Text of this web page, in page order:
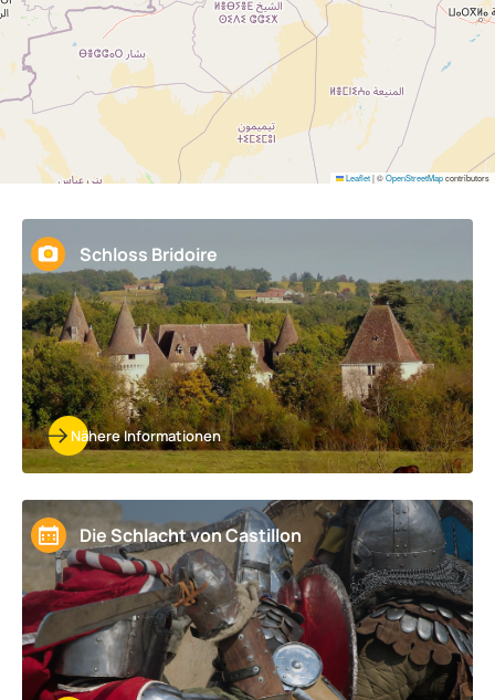
Schloss Bridoire
Nähere Informationen
Die Schlacht von Castillon
Leaflet|©OpenStreetMapcontributors